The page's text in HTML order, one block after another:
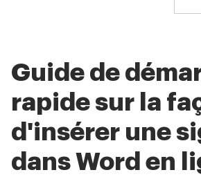
Guide de
rapide sur la
d'insérer une
dans Word en